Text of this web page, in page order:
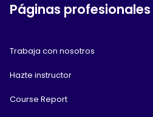
Páginas profesionales
Trabaja con nosotros
Hazte instructor
Course Report